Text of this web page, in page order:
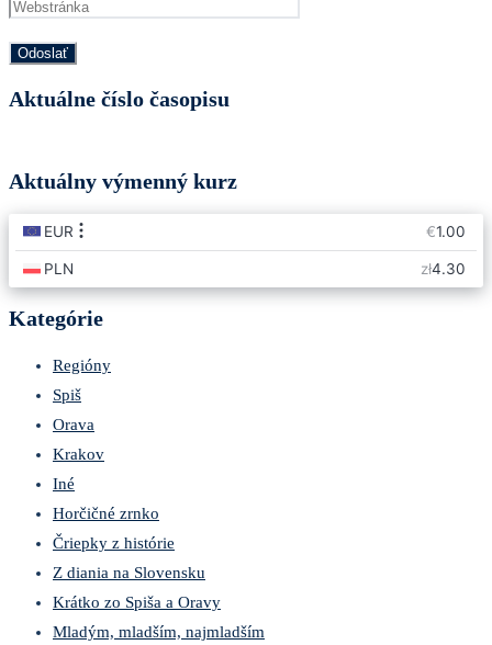
Aktuálne číslo časopisu
Aktuálny výmenný kurz
Kategórie
Regióny
Spiš
Orava
Krakov
Iné
Horčičné zrnko
Čriepky z histórie
Z diania na Slovensku
Krátko zo Spiša a Oravy
Mladým, mladším, najmladším